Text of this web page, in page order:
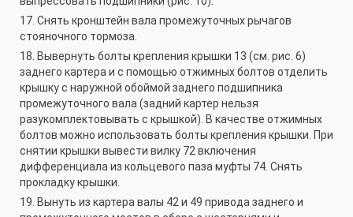
17. Снять кронштейн вала промежуточных рычагов
стояночного тормоза.
18. Вывернуть болты крепления крышки 13 (см. рис. 6)
заднего картера и с помощью отжимных болтов отделить
крышку с наружной обоймой заднего подшипника
промежуточного вала (задний картер нельзя
разукомплектовывать с крышкой). В качестве отжимных
болтов можно использовать болты крепления крышки. При
снятии крышки вывести вилку 72 включения
дифференциала из кольцевого паза муфты 74. Снять
прокладку крышки.
19. Вынуть из картера валы 42 и 49 привода заднего и